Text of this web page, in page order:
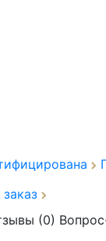
(0)